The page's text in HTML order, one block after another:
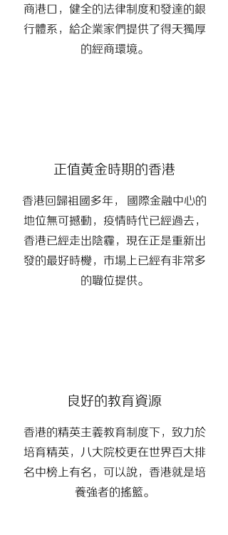
商港口，健全的法律制度和發達的銀
行體系，給企業家們提供了得天獨厚
的經商環境。
正值黃金時期的香港
​香港回歸祖國多年， 國際金融中心的
地位無可撼動，疫情時代已經過去，
香港已經走出陰霾，現在正是重新出
發的最好時機，市場上已經有非常多
的職位提供。
良好的教育資源
香港的精英主義教育制度下，致力於
培育精英，八大院校更在世界百大排
名中榜上有名，可以說，香港就是培
養強者的搖籃。